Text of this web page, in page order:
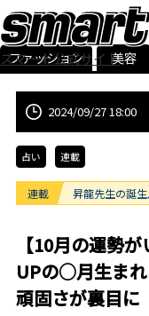
スマート公式サイト
ファッション 美容
2024/09/27 18:00
占い 連載
連載 昇龍先生の誕
【10月の運勢
UPの○月生ま
頑固さが裏目に